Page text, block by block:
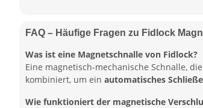
FAQ – Häufige Fragen zu Fidlock
Was ist eine Magnetschnalle von Fidlock?
Eine magnetisch-mechanische Schnalle,
kombiniert, um ein automatisches
Wie funktioniert der magnetische